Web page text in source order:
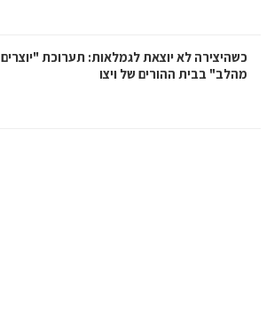
כשהיצירה לא יוצאת לגמלאות: תערוכת "יוצרים
מהלב" בבית ההורים של ויצו